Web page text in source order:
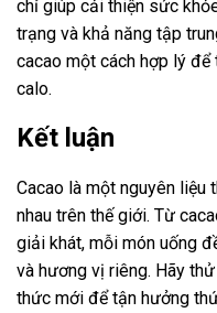
chỉ giúp cải thiện sức
trạng và khả năng tập
cacao một cách hợp lý
calo.
Kết luận
Cacao là một nguyên liệu
nhau trên thế giới. Từ
giải khát, mỗi món uống
và hương vị riêng. Hãy
thức mới để tận hưởng